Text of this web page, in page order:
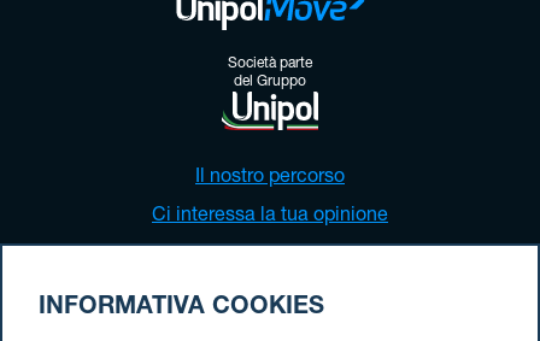
Società parte
del Gruppo
Il nostro percorso
Ci interessa la tua opinione
Verifica tutte le tratte attive
INFORMATIVA COOKIES